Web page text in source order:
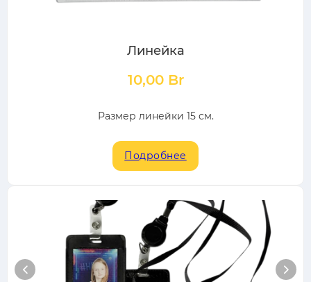
Линейка
10,00 Br
Размер линейки 15 см.
Подробнее